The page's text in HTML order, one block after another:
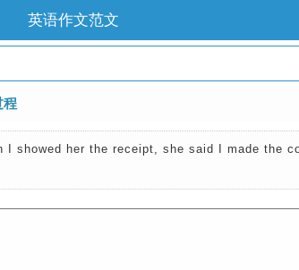
英语作文范文
程
I showed her the receipt, she said I made the